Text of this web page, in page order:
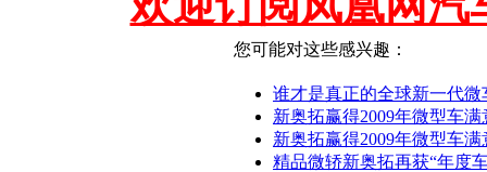
您可能对这些感兴趣：
谁才是真正的全球新一代微
新奥拓赢得2009年微型车
新奥拓赢得2009年微型车
精品微轿新奥拓再获“年度